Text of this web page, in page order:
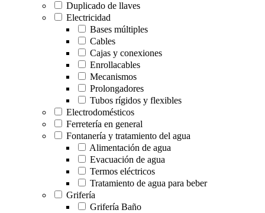
Duplicado de llaves
Electricidad
Bases múltiples
Cables
Cajas y conexiones
Enrollacables
Mecanismos
Prolongadores
Tubos rígidos y flexibles
Electrodomésticos
Ferretería en general
Fontanería y tratamiento del agua
Alimentación de agua
Evacuación de agua
Termos eléctricos
Tratamiento de agua para beber
Grifería
Grifería Baño